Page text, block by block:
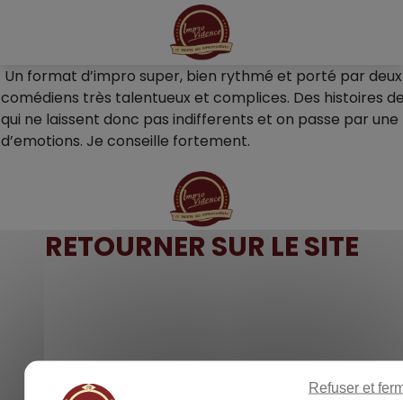
Un format d’impro super, bien rythmé et porté par deux
comédiens très talentueux et complices. Des histoires
qui ne laissent donc pas indifferents et on passe par
d’emotions. Je conseille fortement.
RETOURNER SUR LE SITE
Panneau de gestion des cookies
Refuser et